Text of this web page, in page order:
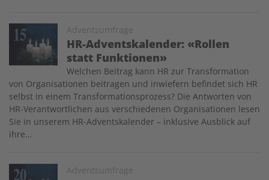
Adventsumfrage
HR-Adventskalender: «Rollen
statt Funktionen»
Image
Welchen Beitrag kann HR zur Transformation
von Organisationen beitragen und inwiefern befindet sich HR
selbst in einem Transformationsprozess? Die Antworten von
HR-Verantwortlichen aus verschiedenen Organisationen lesen
Sie in unserem HR-Adventskalender – inklusive Ausblick auf
ihre…
Adventsumfrage
Image